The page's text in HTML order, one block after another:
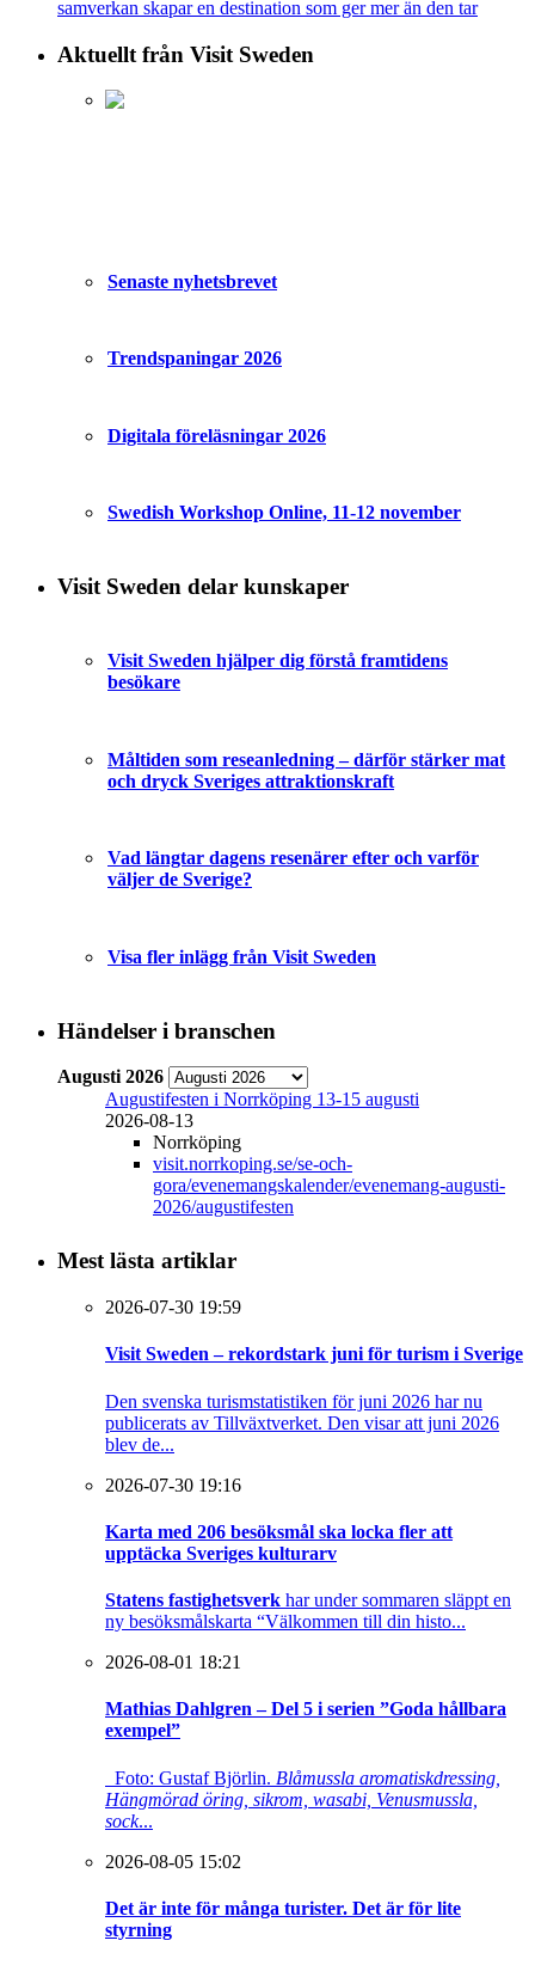
samverkan skapar en destination som ger mer än den tar
Aktuellt från Visit Sweden
Senaste nyhetsbrevet
Trendspaningar 2026
Digitala föreläsningar 2026
Swedish Workshop Online, 11-12 november
Visit Sweden delar kunskaper
Visit Sweden hjälper dig förstå framtidens
besökare
Måltiden som reseanledning – därför stärker mat
och dryck Sveriges attraktionskraft
Vad längtar dagens resenärer efter och varför
väljer de Sverige?
Visa fler inlägg från Visit Sweden
Händelser i branschen
Augusti 2026
Augustifesten i Norrköping 13-15 augusti
2026-08-13
Norrköping
visit.norrkoping.se/se-och-
gora/evenemangskalender/evenemang-augusti-
2026/augustifesten
Mest lästa artiklar
2026-07-30 19:59
Visit Sweden – rekordstark juni för turism i Sverige
Den svenska turismstatistiken för juni 2026 har nu
publicerats av Tillväxtverket. Den visar att juni 2026
blev de...
2026-07-30 19:16
Karta med 206 besöksmål ska locka fler att
upptäcka Sveriges kulturarv
Statens fastighetsverk har under sommaren släppt en
ny besöksmålskarta “Välkommen till din histo...
2026-08-01 18:21
Mathias Dahlgren – Del 5 i serien ”Goda hållbara
exempel”
Foto: Gustaf Björlin. Blåmussla aromatiskdressing,
Hängmörad öring, sikrom, wasabi, Venusmussla,
sock...
2026-08-05 15:02
Det är inte för många turister. Det är för lite
styrning